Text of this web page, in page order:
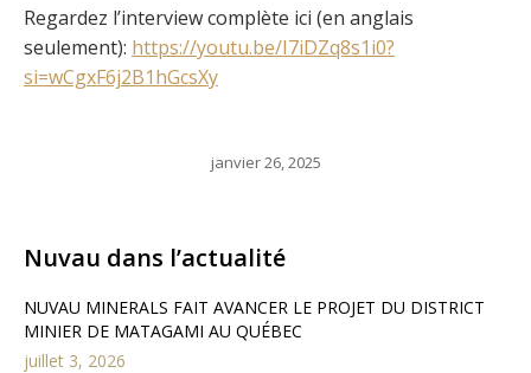
Regardez l’interview complète ici (en anglais
seulement): https://youtu.be/I7iDZq8s1i0?
si=wCgxF6j2B1hGcsXy
janvier 26, 2025
Nuvau dans l’actualité
NUVAU MINERALS FAIT AVANCER LE PROJET DU DISTRICT
MINIER DE MATAGAMI AU QUÉBEC
juillet 3, 2026